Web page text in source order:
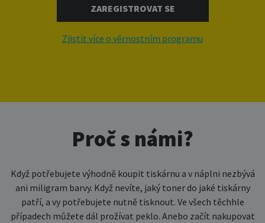
ZAREGISTROVAT SE
Zjistit více o věrnostním programu
Proč s námi?
Když potřebujete výhodně koupit tiskárnu a v náplni nezbývá
ani miligram barvy. Když nevíte, jaký toner do jaké tiskárny
patří, a vy potřebujete nutně tisknout. Ve všech těchhle
případech můžete dál prožívat peklo. Anebo začít nakupovat